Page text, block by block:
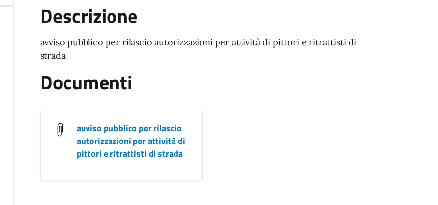
Descrizione
avviso pubblico per rilascio autorizzazioni per attività di pittori e ritrattisti di
strada
Documenti
avviso pubblico per rilascio
autorizzazioni per attività di
pittori e ritrattisti di strada